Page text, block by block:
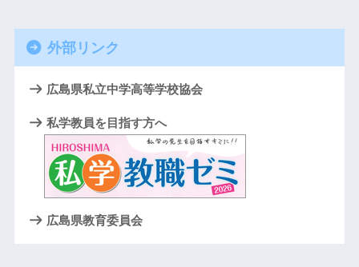
外部リンク
広島県私立中学高等学校協会
私学教員を目指す方へ
広島県教育委員会